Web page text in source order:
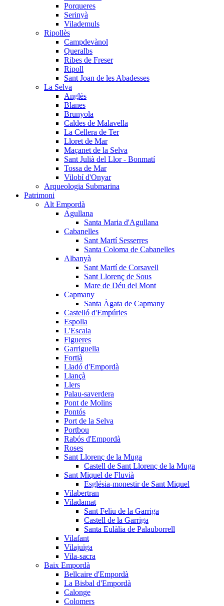
Porqueres
Serinyà
Vilademuls
Ripollès
Campdevànol
Queralbs
Ribes de Freser
Ripoll
Sant Joan de les Abadesses
La Selva
Anglès
Blanes
Brunyola
Caldes de Malavella
La Cellera de Ter
Lloret de Mar
Maçanet de la Selva
Sant Julià del Llor - Bonmatí
Tossa de Mar
Vilobí d'Onyar
Arqueologia Submarina
Patrimoni
Alt Empordà
Agullana
Santa Maria d'Agullana
Cabanelles
Sant Martí Sesserres
Santa Coloma de Cabanelles
Albanyà
Sant Martí de Corsavell
Sant Llorenç de Sous
Mare de Déu del Mont
Capmany
Santa Àgata de Capmany
Castelló d'Empúries
Espolla
L'Escala
Figueres
Garriguella
Fortià
Lladó d'Empordà
Llançà
Llers
Palau-saverdera
Pont de Molins
Pontós
Port de la Selva
Portbou
Rabós d'Empordà
Roses
Sant Llorenç de la Muga
Castell de Sant Llorenç de la Muga
Sant Miquel de Fluvià
Església-monestir de Sant Miquel
Vilabertran
Viladamat
Sant Feliu de la Garriga
Castell de la Garriga
Santa Eulàlia de Palauborrell
Vilafant
Vilajuïga
Vila-sacra
Baix Empordà
Bellcaire d'Empordà
La Bisbal d'Empordà
Calonge
Colomers